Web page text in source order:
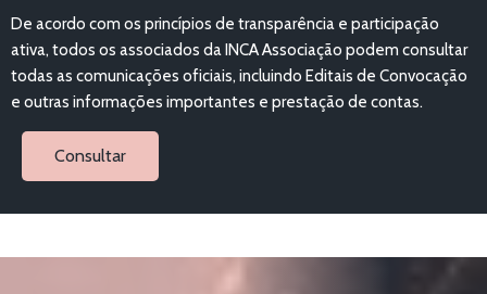
De acordo com os princípios de transparência e participação
ativa, todos os associados da INCA Associação podem consultar
todas as comunicações oficiais, incluindo Editais de Convocação
e outras informações importantes e prestação de contas.
Consultar